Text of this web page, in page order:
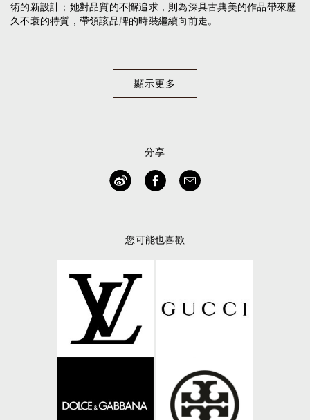
術的新設計；她對品質的不懈追求，則為深具古典美的作品帶來歷
久不衰的特質，帶領該品牌的時裝繼續向前走。
顯示更多
分享
您可能也喜歡